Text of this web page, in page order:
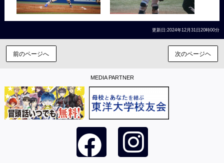
更新日:2024年12月31日20時00分
前のページへ 次のページヘ
MEDIA PARTNER